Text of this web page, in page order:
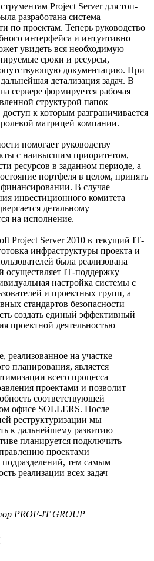
Project Server для топ-
разработана система
по проектам. Теперь руководство
интерфейса и интуитивно
увидеть вся необходимую
сроки и ресурсы,
документацию. При
детализация задач. В
сервере формируется рабочая
структурой папок
к которым разграничивается
матрицей компании.
помогает руководству
с наивысшим приоритетом,
ресурсов в заданном периоде, а
портфеля в целом, принять
В случае
инвестиционного комитета
детальному
на исполнение.
Project Server 2010 в текущий IТ-
инфраструктуры проекта и
была реализована
осуществляет IТ-поддержку
настройка системы с
и проектных групп, а
стандартов безопасности
создать единый эффективный
проектной деятельностью
реализованное на участке
планирования, является
всего процесса
проектами и позволит
соответствующей
офисе SOLLERS. После
реструктуризации мы
к дальнейшему развитию
планируется подключить
проектами
подразделений, тем самым
реализации всех задач
PROF-IT GROUP